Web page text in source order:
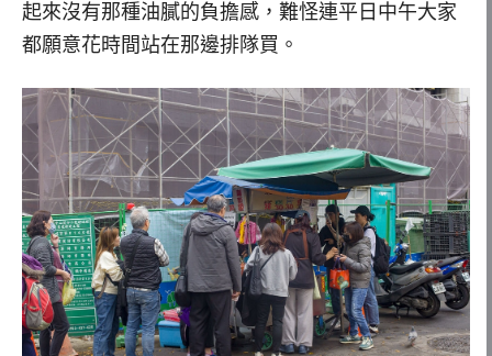
起來沒有那種油膩的負擔感，難怪連平日中午大家
都願意花時間站在那邊排隊買。